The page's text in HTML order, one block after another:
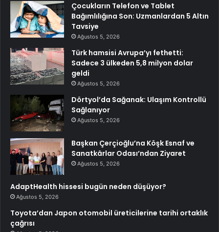
Çocukların Telefon ve Tablet
Bağımlılığına Son: Uzmanlardan 5 Altın
Tavsiye
Ağustos 5, 2026
Türk hamsisi Avrupa’yı fethetti:
Sadece 3 ülkeden 5,8 milyon dolar
geldi
Ağustos 5, 2026
Dörtyol’da Sağanak: Ulaşım Kontrollü
Sağlanıyor
Ağustos 5, 2026
Başkan Çerçioğlu’na Köşk Esnaf ve
Sanatkârlar Odası’ndan Ziyaret
Ağustos 5, 2026
AdaptHealth hissesi bugün neden düşüyor?
Ağustos 5, 2026
Toyota’dan Japon otomobil üreticilerine tarihi ortaklık
çağrısı